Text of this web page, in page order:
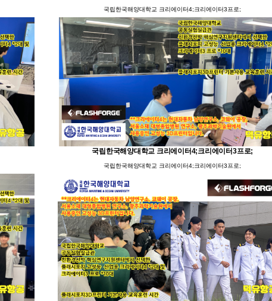
국립한국해양대학교 크리에이터4;크리에이터3프로;
국립한국해양대학교 크리에이터4;크리에이터3프로;
국립한국해양대학교 크리에이터4;크리에이터3프로;